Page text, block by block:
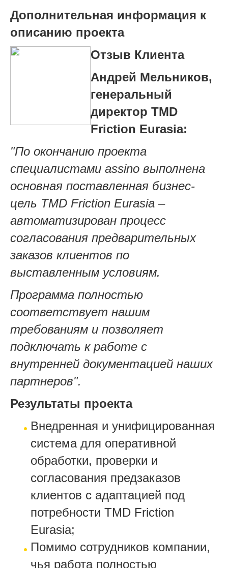
Дополнительная информация к
описанию проекта
Отзыв Клиента
Андрей Мельников,
генеральный
директор TMD
Friction Eurasia:
"По окончанию проекта
специалистами assino выполнена
основная поставленная бизнес-
цель TMD Friction Eurasia –
автоматизирован процесс
согласования предварительных
заказов клиентов по
выставленным условиям.
Программа полностью
соответствует нашим
требованиям и позволяет
подключать к работе с
внутренней документацией наших
партнеров".
Результаты проекта
Внедренная и унифицированная
система для оперативной
обработки, проверки и
согласования предзаказов
клиентов с адаптацией под
потребности TMD Friction
Eurasia;
Помимо сотрудников компании,
чья работа полностью